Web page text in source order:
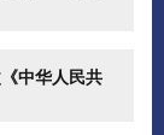
中华人民共